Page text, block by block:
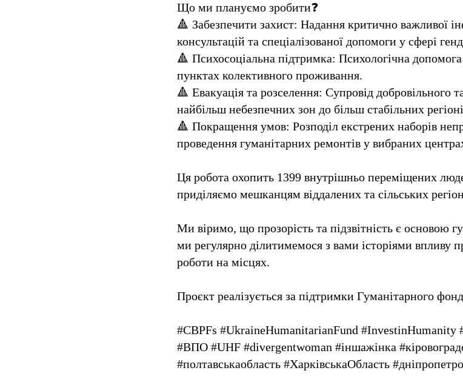
Що ми плануємо зробити❓
🔺 Забезпечити захист: Надання критично важливої
консультацій та спеціалізованої допомоги у сфері
🔺 Психосоціальна підтримка: Психологічна
пунктах колективного проживання.
🔺 Евакуація та розселення: Супровід
найбільш небезпечних зон до більш стабільних
🔺 Покращення умов: Розподіл екстрених наборів
проведення гуманітарних ремонтів у вибраних
Ця робота охопить 1399 внутрішньо переміщених
приділяємо мешканцям віддалених та сільських
Ми віримо, що прозорість та підзвітність є основою
ми регулярно ділитимемося з вами історіями впливу
роботи на місцях.
Проєкт реалізується за підтримки Гуманітарного
#CBPFs #UkraineHumanitarianFund #InvestinHumanity
#ВПО #UHF #divergentwoman #іншажінка
#полтавськаобласть #ХарківськаОбласть